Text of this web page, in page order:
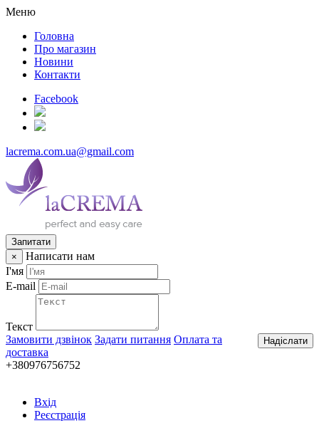
Меню
Головна
Про магазин
Новини
Контакти
Facebook
lacrema.com.ua@gmail.com
Запитати
×
Написати нам
І'мя
E-mail
Текст
Надіслати
Замовити дзвінок Задати питання Оплата та
доставка
+380976756752
Вхід
Реєстрація